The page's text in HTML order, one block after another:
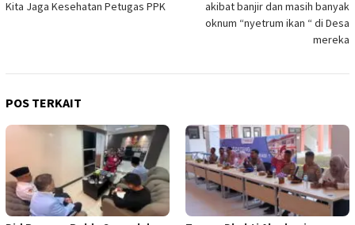
Kita Jaga Kesehatan Petugas PPK
akibat banjir dan masih banyak
oknum “nyetrum ikan “ di Desa
mereka
POS TERKAIT